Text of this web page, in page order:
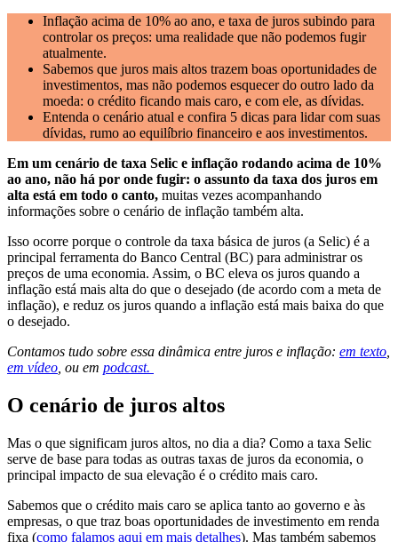
Inflação acima de 10% ao ano, e taxa de juros subindo para
controlar os preços: uma realidade que não podemos fugir
atualmente.
Sabemos que juros mais altos trazem boas oportunidades de
investimentos, mas não podemos esquecer do outro lado da
moeda: o crédito ficando mais caro, e com ele, as dívidas.
Entenda o cenário atual e confira 5 dicas para lidar com suas
dívidas, rumo ao equilíbrio financeiro e aos investimentos.
Em um cenário de taxa Selic e inflação rodando acima de 10%
ao ano, não há por onde fugir: o assunto da taxa dos juros em
alta está em todo o canto, muitas vezes acompanhando
informações sobre o cenário de inflação também alta.
Isso ocorre porque o controle da taxa básica de juros (a Selic) é a
principal ferramenta do Banco Central (BC) para administrar os
preços de uma economia. Assim, o BC eleva os juros quando a
inflação está mais alta do que o desejado (de acordo com a meta de
inflação), e reduz os juros quando a inflação está mais baixa do que
o desejado.
Contamos tudo sobre essa dinâmica entre juros e inflação: em texto
em vídeo , ou em podcast.
O cenário de juros altos
Mas o que significam juros altos, no dia a dia? Como a taxa Selic
serve de base para todas as outras taxas de juros da economia, o
principal impacto de sua elevação é o crédito mais caro.
Sabemos que o crédito mais caro se aplica tanto ao governo e às
empresas, o que traz boas oportunidades de investimento em renda
fixa (como falamos aqui em mais detalhes). Mas também sabemos